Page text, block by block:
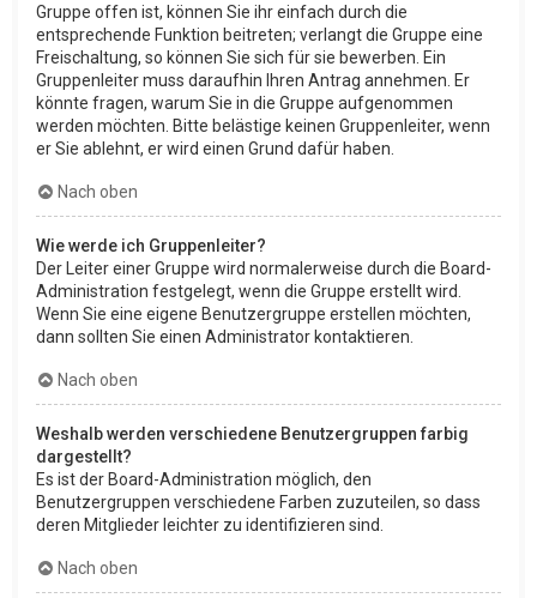
Gruppe offen ist, können Sie ihr einfach durch die
entsprechende Funktion beitreten; verlangt die Gruppe eine
Freischaltung, so können Sie sich für sie bewerben. Ein
Gruppenleiter muss daraufhin Ihren Antrag annehmen. Er
könnte fragen, warum Sie in die Gruppe aufgenommen
werden möchten. Bitte belästige keinen Gruppenleiter, wenn
er Sie ablehnt, er wird einen Grund dafür haben.
Nach oben
Wie werde ich Gruppenleiter?
Der Leiter einer Gruppe wird normalerweise durch die Board-
Administration festgelegt, wenn die Gruppe erstellt wird.
Wenn Sie eine eigene Benutzergruppe erstellen möchten,
dann sollten Sie einen Administrator kontaktieren.
Nach oben
Weshalb werden verschiedene Benutzergruppen farbig
dargestellt?
Es ist der Board-Administration möglich, den
Benutzergruppen verschiedene Farben zuzuteilen, so dass
deren Mitglieder leichter zu identifizieren sind.
Nach oben